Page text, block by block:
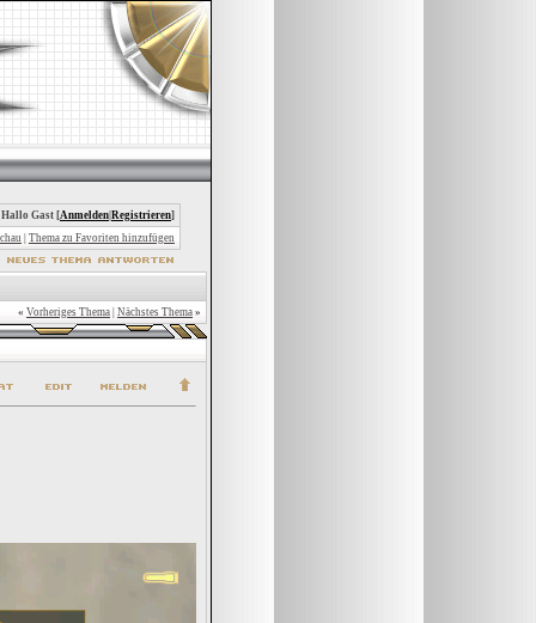
Hallo Gast [Anmelden Registrieren]
Thema zu Favoriten hinzufügen
« Vorheriges Thema Nächstes Thema »